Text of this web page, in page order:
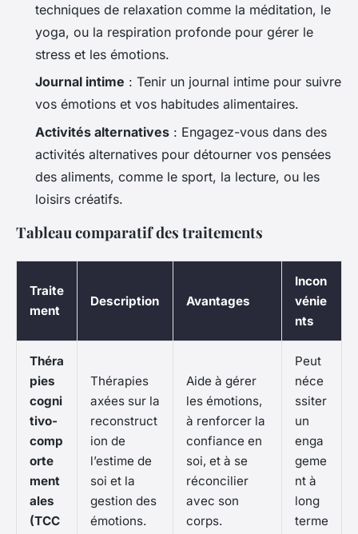
techniques de relaxation comme la méditation, le
yoga, ou la respiration profonde pour gérer le
stress et les émotions.
Journal intime : Tenir un journal intime pour suivre
vos émotions et vos habitudes alimentaires.
Activités alternatives : Engagez-vous dans des
activités alternatives pour détourner vos pensées
des aliments, comme le sport, la lecture, ou les
loisirs créatifs.
Tableau comparatif des traitements
Traite
ment
Description Avantages
Incon
vénie
nts
Théra
pies
cogni
tivo-
comp
orte
ment
ales
(TCC
Thérapies
axées sur la
reconstruct
ion de
l’estime de
soi et la
gestion des
émotions.
Aide à gérer
les émotions,
à renforcer la
confiance en
soi, et à se
réconcilier
avec son
corps.
Peut
néce
ssiter
un
enga
geme
nt à
long
terme